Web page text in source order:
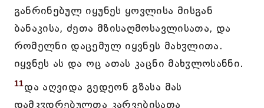
განრინებულ იყუნეს ყოვლისა მისგან
ბანაკისა, ძეთა მზისაღმოსავლისათა, და
რომელნი დაცემულ იყვნეს მახჳლითა.
იყვნეს ას და ოც ათას კაცნი მახჳლოსანნი.
11და აღვიდა გედეონ გზასა მას
დამკჳდრებულთა კარვებისათა